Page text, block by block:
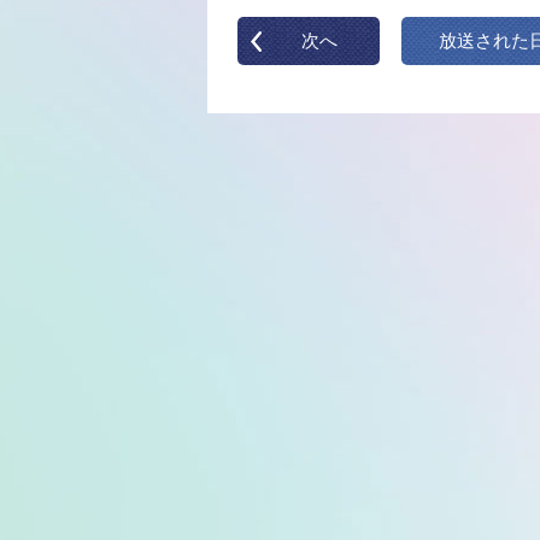
次へ 放送された